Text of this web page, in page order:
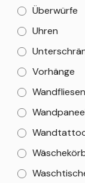
Überwürfe
Uhren
Vorhänge
Wandfliesen